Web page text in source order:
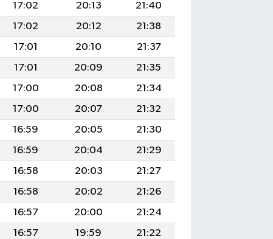
17:02 20:13
21:40
17:02 20:12
21:38
17:01 20:10
21:37
17:01 20:09
21:35
17:00 20:08
21:34
17:00 20:07
21:32
16:59 20:05
21:30
16:59 20:04
21:29
16:58 20:03
21:27
16:58 20:02
21:26
16:57 20:00
21:24
16:57 19:59
21:22